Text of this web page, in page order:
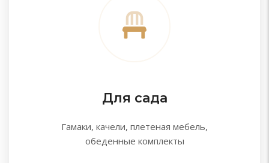
Для сада
Гамаки, качели, плетеная мебель,
обеденные комплекты